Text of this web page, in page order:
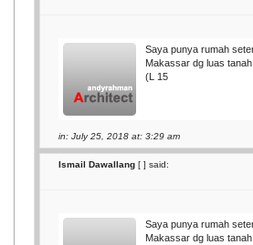
Saya punya rumah
Makassar dg luas
(L 15
in: July 25, 2018 at: 3:29 am
Ismail Dawallang [] said:
Saya punya rumah
Makassar dg luas